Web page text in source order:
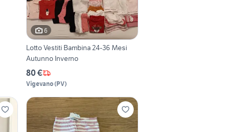
6
Lotto Vestiti Bambina 24-36 Mesi
Autunno Inverno
80 €
Vigevano(PV)